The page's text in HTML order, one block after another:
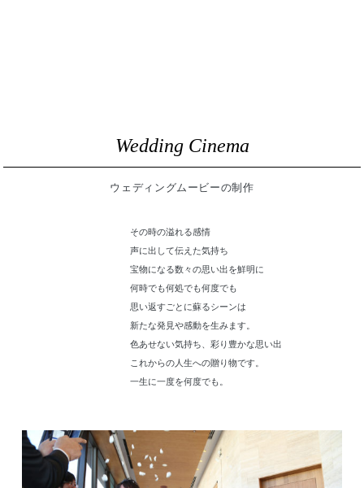
Wedding Cinema
ウェディングムービーの制作
その時の溢れる感情
声に出して伝えた気持ち
宝物になる数々の思い出を鮮明に
何時でも何処でも何度でも
思い返すごとに蘇るシーンは
新たな発見や感動を生みます。
色あせない気持ち、彩り豊かな思い出
これからの人生への贈り物です。
一生に一度を何度でも。